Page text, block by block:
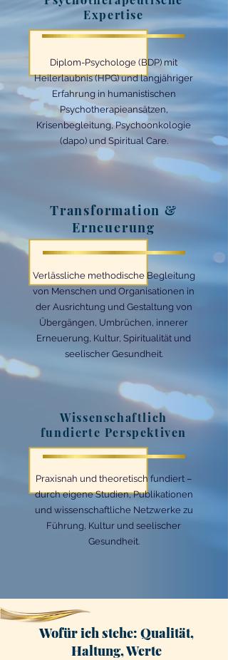
Expertise
Diplom-Psychologe (BDP) mit
Heilerlaubnis (HPG) und langjähriger
Erfahrung in humanistischen
Psychotherapieansätzen,
Krisenbegleitung, Psychoonkologie
(dapo) und Spiritual Care.
Transformation &
Erneuerung
Verlässliche methodische Begleitung
von Menschen und Organisationen in
der Ausrichtung und Gestaltung von
Übergängen, Umbrüchen, innerer
Erneuerung, Kultur, Spiritualität und
seelischer Gesundheit.
Wissenschaftlich
fundierte Perspektiven
Praxisnah und theoretisch fundiert –
durch eigene Studien, Publikationen
und wissenschaftliche Netzwerke zu
Führung, Kultur und seelischer
Gesundheit.
Wofür ich stehe: Qualität,
Haltung, Werte